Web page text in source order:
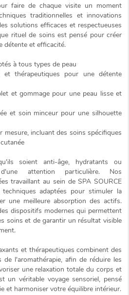
faire de chaque visite un moment
traditionnelles et innovations
solutions efficaces et respectueuses
rituel de soins est pensé pour créer
détente et efficacité.
à tous types de peau
et thérapeutiques pour une détente
et gommage pour une peau lisse et
et soin minceur pour une silhouette
mesure, incluant des soins spécifiques
soient anti-âge, hydratants ou
attention particulière. Nos
travaillant au sein de SPA SOURCE
adaptées pour stimuler la
une meilleure absorption des actifs.
dispositifs modernes qui permettent
soins et de garantir un résultat visible
et thérapeutiques combinent des
l'aromathérapie, afin de réduire les
une relaxation totale du corps et
un véritable voyage sensoriel, pensé
et harmoniser votre équilibre intérieur.